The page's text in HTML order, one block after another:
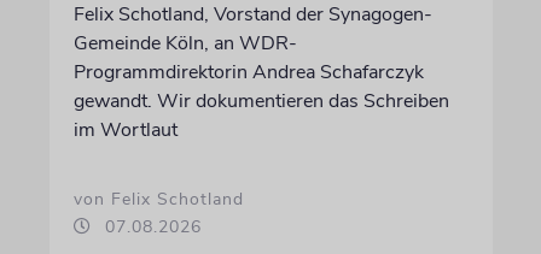
Felix Schotland, Vorstand der Synagogen-
Gemeinde Köln, an WDR-
Programmdirektorin Andrea Schafarczyk
gewandt. Wir dokumentieren das Schreiben
im Wortlaut
von Felix Schotland
07.08.2026